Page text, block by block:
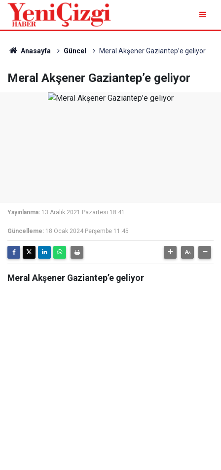
Anasayfa Güncel Meral Akşener Gaziantep’e geliyor
Meral Akşener Gaziantep’e geliyor
Yayınlanma: 13 Aralık 2021 Pazartesi 18:41
Güncelleme: 18 Ocak 2024 Perşembe 11:45
Meral Akşener Gaziantep’e geliyor